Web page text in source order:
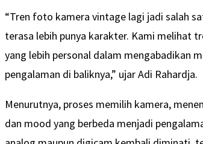
“Tren foto kamera vintage lagi jadi salah
terasa lebih punya karakter. Kami melihat
yang lebih personal dalam mengabadikan
pengalaman di baliknya,” ujar Adi Rahardja.
Menurutnya, proses memilih kamera,
dan mood yang berbeda menjadi